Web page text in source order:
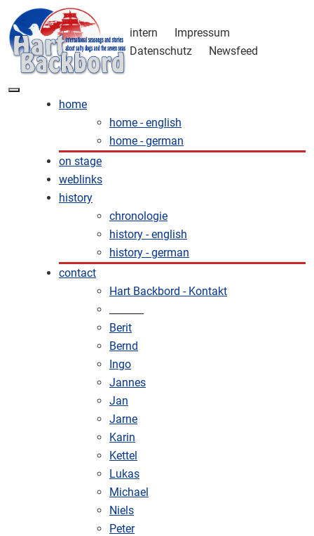
intern
Impressum
Datenschutz
Newsfeed
home
home - english
home - german
on stage
weblinks
history
chronologie
history - english
history - german
contact
Hart Backbord - Kontakt
Berit
Bernd
Ingo
Jannes
Jan
Jarne
Karin
Kettel
Lukas
Michael
Niels
Peter